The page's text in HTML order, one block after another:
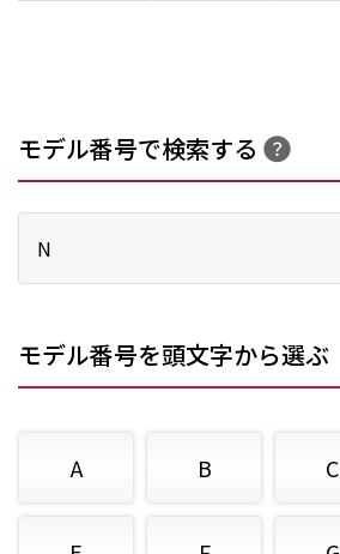
モデル番号で検索する
モデル番号を頭文字から選ぶ
A B C